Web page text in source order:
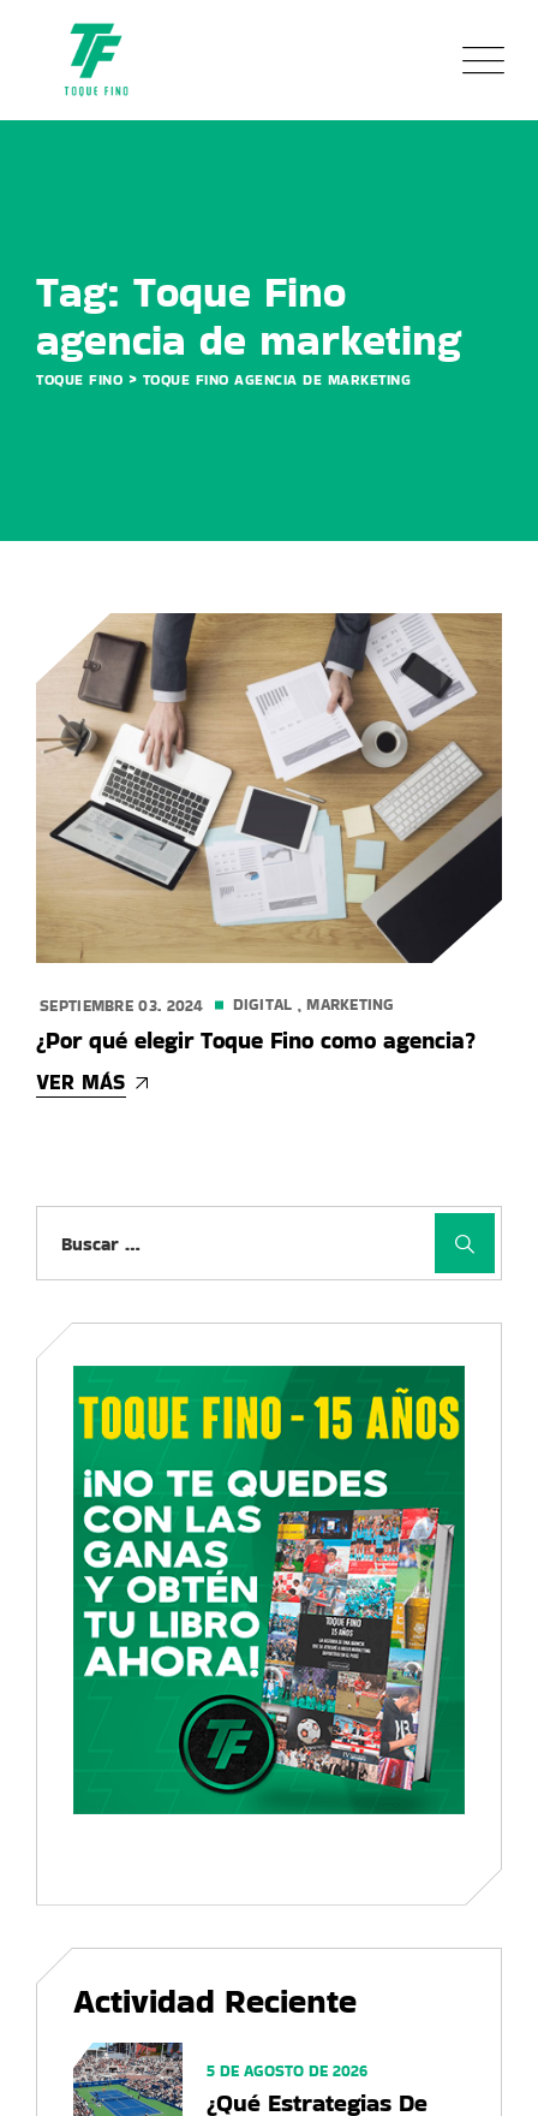
Tag: Toque Fino
agencia de marketing
TOQUE FINO > TOQUE FINO AGENCIA DE MARKETING
SEPTIEMBRE 03. 2024 DIGITAL ,MARKETING
¿Por qué elegir Toque Fino como agencia?
VER MÁS
Actividad Reciente
¿Qué Estrategias De
5 DE AGOSTO DE 2026